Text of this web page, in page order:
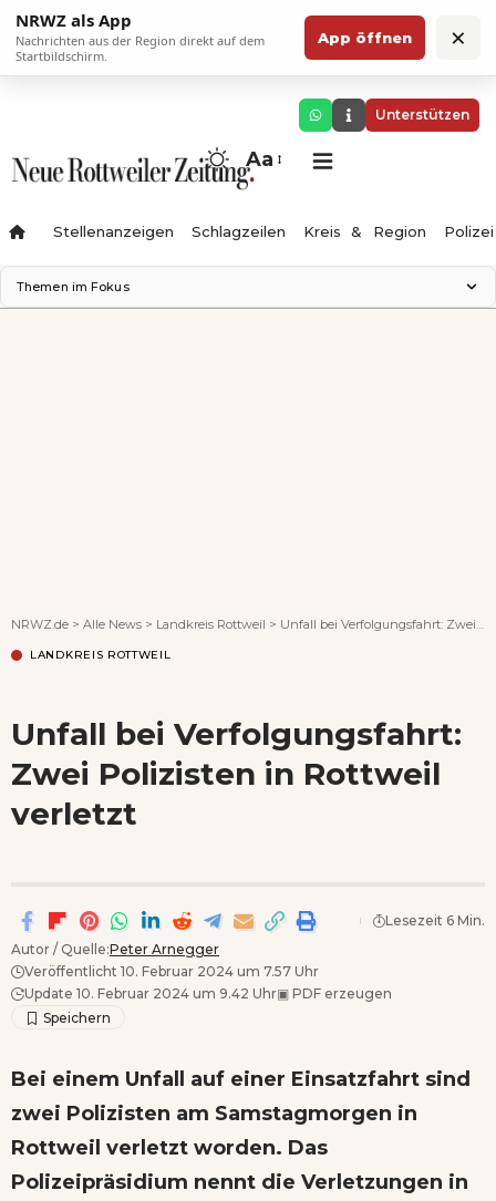
NRWZ als App
Nachrichten aus der Region direkt auf dem
Startbildschirm.
App öffnen ×
Unterstützen
Aa
Stellenanzeigen Schlagzeilen Kreis & Region Polizei
Themen im Fokus
NRWZ.de > Alle News > Landkreis Rottweil > Unfall bei Verfolgungsfahrt: Zwei Polizisten in Rottweil verletzt
LANDKREIS ROTTWEIL
Unfall bei Verfolgungsfahrt:
Zwei Polizisten in Rottweil
verletzt
Autor / Quelle:Peter Arnegger
Veröffentlicht 10. Februar 2024 um 7.57 Uhr
Update 10. Februar 2024 um 9.42 Uhr▣ PDF erzeugen
Lesezeit 6 Min.
Bei einem Unfall auf einer Einsatzfahrt sind
zwei Polizisten am Samstagmorgen in
Rottweil verletzt worden. Das
Polizeipräsidium nennt die Verletzungen in